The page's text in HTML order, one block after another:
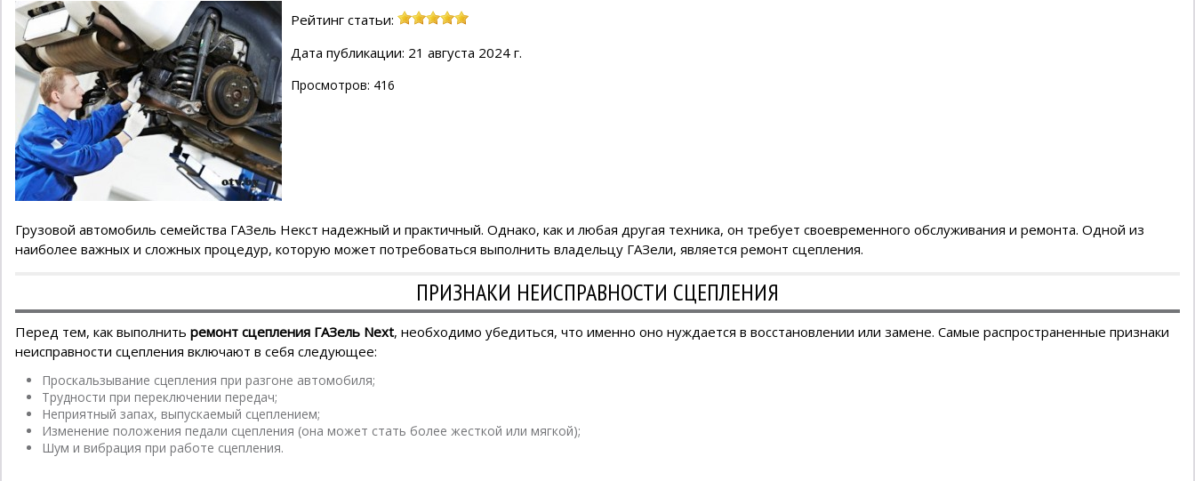
Рейтинг статьи:
Дата публикации: 21 августа 2024 г.
Просмотров: 416
Грузовой автомобиль семейства ГАЗель Некст надежный и практичный. Однако, как и любая другая техника, он требует своевременного обслуживания и ремонта. Одной из
наиболее важных и сложных процедур, которую может потребоваться выполнить владельцу ГАЗели, является ремонт сцепления.
ПРИЗНАКИ НЕИСПРАВНОСТИ СЦЕПЛЕНИЯ
Перед тем, как выполнить ремонт сцепления ГАЗель Next, необходимо убедиться, что именно оно нуждается в восстановлении или замене. Самые распространенные признаки
неисправности сцепления включают в себя следующее:
Проскальзывание сцепления при разгоне автомобиля;
Трудности при переключении передач;
Неприятный запах, выпускаемый сцеплением;
Изменение положения педали сцепления (она может стать более жесткой или мягкой);
Шум и вибрация при работе сцепления.